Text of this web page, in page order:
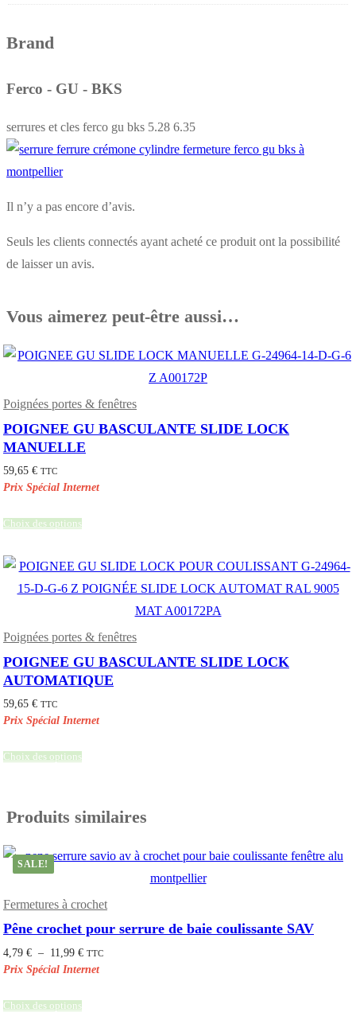
Brand
Ferco - GU - BKS
serrures et cles ferco gu bks 5.28 6.35
Il n’y a pas encore d’avis.
Seuls les clients connectés ayant acheté ce produit ont la possibilité
de laisser un avis.
Vous aimerez peut-être aussi…
Poignées portes & fenêtres
POIGNEE GU BASCULANTE SLIDE LOCK
MANUELLE
59,65 € TTC
Choix des options
Poignées portes & fenêtres
POIGNEE GU BASCULANTE SLIDE LOCK
AUTOMATIQUE
59,65 € TTC
Choix des options
Produits similaires
SALE!
Fermetures à crochet
Pêne crochet pour serrure de baie coulissante SAV
4,79 € – 11,99 €Plage
prix :
TTC
Choix des options